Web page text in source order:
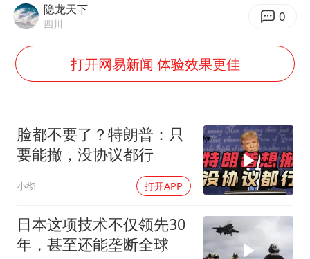
5万小车卖不动 微型代步车集体遇冷
周星驰妈妈现身香港首映礼
费大厨口号更改 不再宣传小炒肉大王
56岁刘奕君跟13岁女儿合跳
从科技创新看开局起步的时与势
隐龙天下
四川 0
打开网易新闻 体验效果更佳
脸都不要了？特朗普：只
要能撤，没协议都行
小彻 打开APP
日本这项技术不仅领先30
年，甚至还能垄断全球